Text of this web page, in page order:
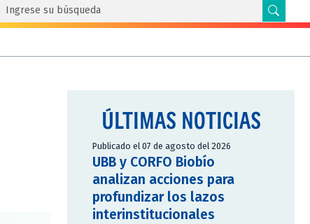
ÚLTIMAS NOTICIAS
Publicado el 07 de agosto del 2026
UBB y CORFO Biobío
analizan acciones para
profundizar los lazos
interinstitucionales